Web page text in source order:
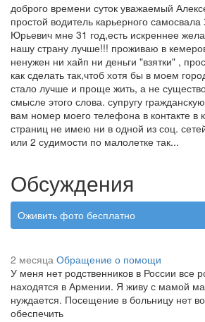
доброго времени суток уважаемый
простой водитель карьерного
Юрьевич мне 31 год,есть искреннее
нашу страну лучше!!! проживаю в
ненужен ни хайп ни деньги "взятки" ,
как сделать так,чтоб хотя бы в моем
стало лучше и проще жить, а не
смысле этого слова. супругу
вам номер моего телефона в контакте в
страниц не имею ни в одной из соц.
или 2 судимости по малолетке так...
Обсуждения
Оживить фото бесплатно
2 месяца Обращение о помощи
У меня нет родственников в России все
находятся в Армении. Я живу с мамой
нуждается. Посещение в больницу нет
обеспечить